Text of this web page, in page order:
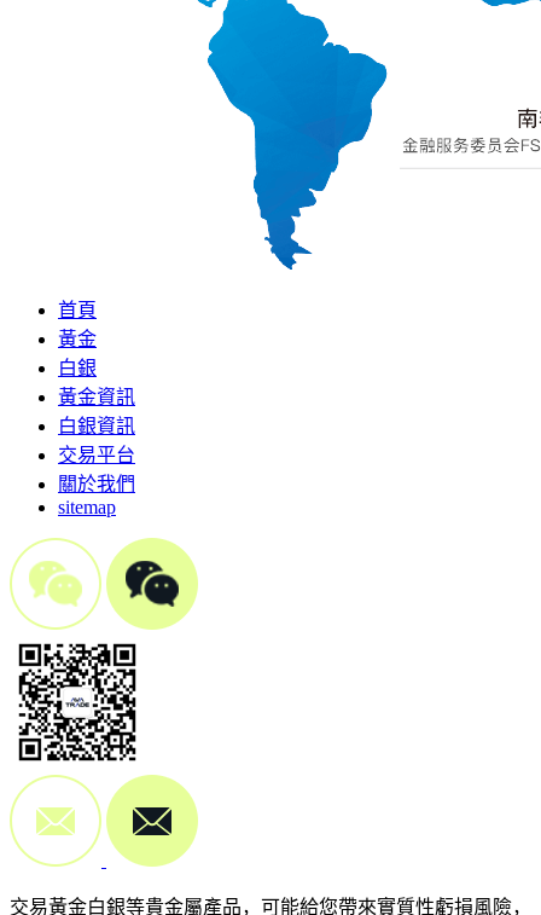
首頁
黃金
白銀
黃金資訊
白銀資訊
交易平台
關於我們
sitemap
交易黃金白銀等貴金屬產品，可能給您帶來實質性虧損風險，